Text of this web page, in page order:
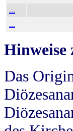
...
...
Hinweise
Das